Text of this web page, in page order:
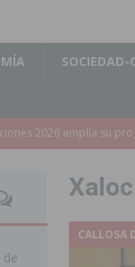
SOCIEDAD-
de Alicante
DE SALINAS
Municipal de Música
CALLOSA